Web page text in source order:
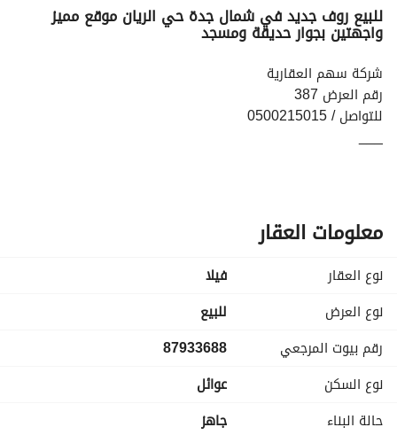
التفاصيل معلومات ترخيص الإعلان حاسبة التمويل
للبيع روف جديد في شمال جدة حي الريان موقع مميز
واجهتين بجوار حديقة ومسجد
شركة سهم العقارية
رقم العرض 387
للتواصل / 0500215015
___
السعر: 620,000
___
سائق وسطح خاص
-موقف خاص - عداد مستقل - خزان مستقل - مدخلين
سنة
-لمزيد من الاستفسارات التواصل مع الرقم في الأعلى
معلومات العقار
نوع العقار
فیلا
نوع العرض
للبيع
رقم بيوت المرجعي
87933688
نوع السكن
عوائل
حالة البناء
جاهز